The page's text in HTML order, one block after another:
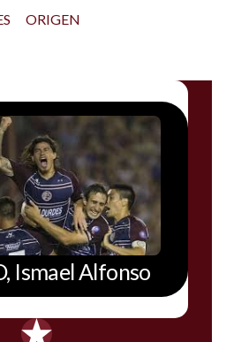
ORIGEN
Ismael Alfonso